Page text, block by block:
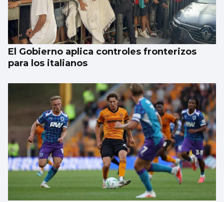
El Gobierno aplica controles fronterizos
para los italianos